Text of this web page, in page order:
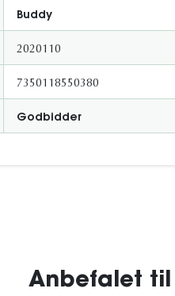
Buddy
2020110
7350118550380
Godbidder
Anbefalet